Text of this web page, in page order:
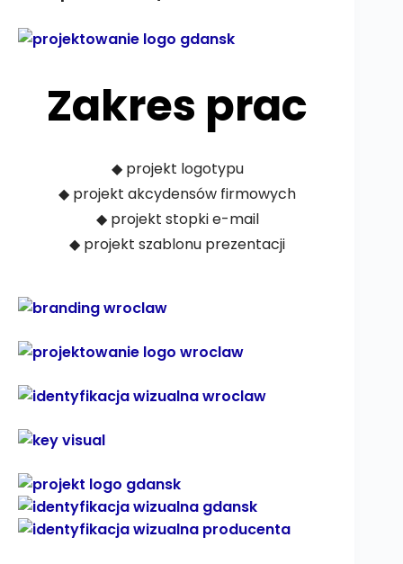
Zakres prac
◆ projekt logotypu
◆ projekt akcydensów firmowych
◆ projekt stopki e-mail
◆ projekt szablonu prezentacji